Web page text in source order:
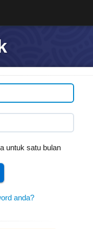
untuk satu bulan
anda?